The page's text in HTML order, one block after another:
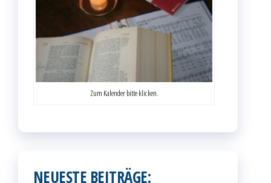
Zum Kalender bitte klicken.
NEUESTE BEITRÄGE: